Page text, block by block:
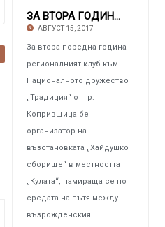
ЗА ВТОРА ГОДИНА КРАЙ КОПРИВЩИЦА Постановка на
АВГУСТ 15, 2017
За втора поредна година
регионалният клуб към
Националното дружество
„Традиция“ от гр.
Копривщица бе
организатор на
възстановката „Хайдушко
сборище“ в местността
„Кулата“, намираща се по
средата на пътя между
възрожденския.